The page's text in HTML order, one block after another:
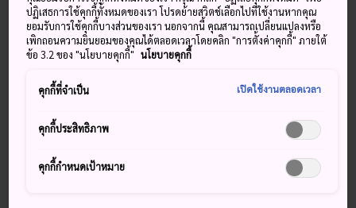
สมัยใหม่และความโบราณ
พิพิธภัณฑ์ศิลปะ MOA ตั้งอยู่บนยอดเขาทางเหนือของอาตามิ มี
ความเชี่ยวชาญในด้านศิลปะเอเชียตะวันออก โดยเฉพาะงานที่
เกี่ยวกับญี่ปุ่นและจีน ทั้งเครื่องเซรามิก งานประติมากรรม งาน
โลหะ อักษรวิจิตร ภาพวาด และอื่นๆ อีกมากมาย ชิ้นงานบาง
ส่วนย้อนประวัติกลับไปได้กว่า 1,000 ปี และในคอลเล็คชั่นยังมี
สมบัติแห่งชาติด้วย หนึ่งในคือผลงานชิ้นเอกของโองาตะ โคริง ที่
ชื่อ “ดอกบ๊วยแดงขาว” (Red and White Plum Blossoms) เป็น
ปฏิเสธการใช้คุกกี้ทั้งหมดของเรา โปรดย้ายสวิตช์เลือกไปที่ใช้งานหากคุณ
ยอมรับการใช้คุกกี้บางส่วนของเรา นอกจากนี้ คุณสามารถเปลี่ยนแปลงหรือ
เพิกถอนความยินยอมของคุณได้ตลอดเวลาโดยคลิก "การตั้งค่าคุกกี้" ภายใต้
ข้อ 3.2 ของ "นโยบายคุกกี้" นโยบายคุกกี้
คุกกี้ที่จำเป็น เปิดใช้งานตลอดเวลา
คุกกี้ประสิทธิภาพ
คุกกี้กำหนดเป้าหมาย